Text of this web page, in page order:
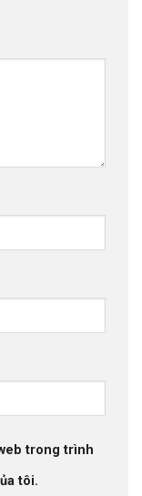
trong trình
tôi.